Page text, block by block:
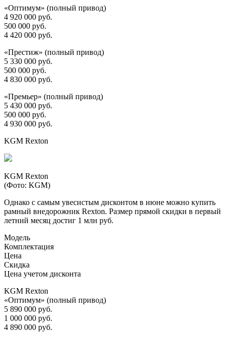
«Оптимум» (полный привод)
4 920 000 руб.
500 000 руб.
4 420 000 руб.
«Престиж» (полный привод)
5 330 000 руб.
500 000 руб.
4 830 000 руб.
«Премьер» (полный привод)
5 430 000 руб.
500 000 руб.
4 930 000 руб.
KGM Rexton
KGM Rexton
(Фото: KGM)
Однако с самым увесистым дисконтом в июне можно купить
рамный внедорожник Rexton. Размер прямой скидки в первый
летний месяц достиг 1 млн руб.
Модель
Комплектация
Цена
Скидка
Цена учетом дисконта
KGM Rexton
«Оптимум» (полный привод)
5 890 000 руб.
1 000 000 руб.
4 890 000 руб.